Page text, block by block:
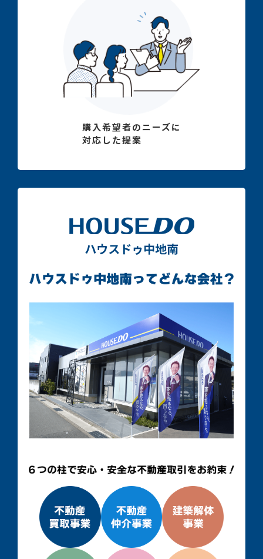
購入希望者のニーズに
対応した提案